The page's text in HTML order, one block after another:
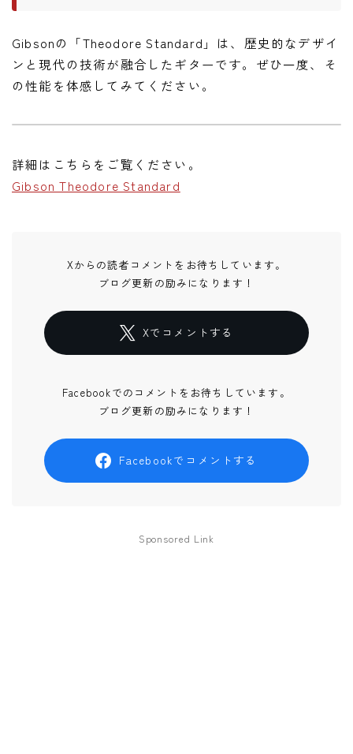
Gibsonの「Theodore Standard」は、歴史的なデザイ
ンと現代の技術が融合したギターです。ぜひ一度、そ
の性能を体感してみてください。
詳細はこちらをご覧ください。
Gibson Theodore Standard
Xからの読者コメントをお待ちしています。
ブログ更新の励みになります！
Xでコメントする
Facebookでのコメントをお待ちしています。
ブログ更新の励みになります！
Facebookでコメントする
Sponsored Link